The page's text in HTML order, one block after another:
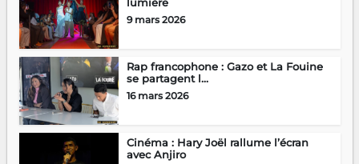
9 mars 2026
Rap francophone : Gazo et La Fouine
se partagent l...
16 mars 2026
Cinéma : Hary Joël rallume l’écran
avec Anjiro